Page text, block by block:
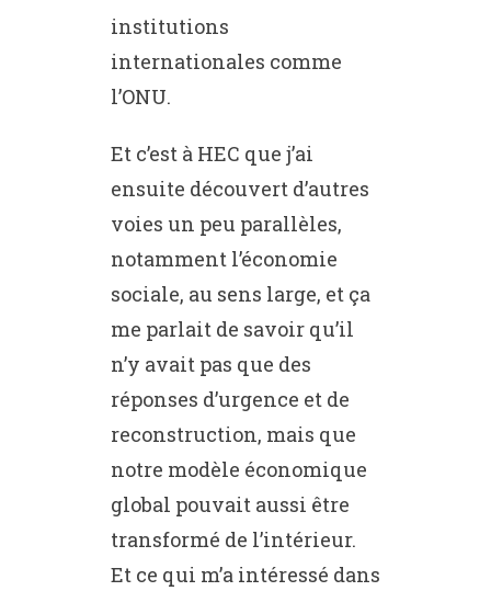
institutions
internationales comme
l’ONU.
Et c’est à HEC que j’ai
ensuite découvert d’autres
voies un peu parallèles,
notamment l’économie
sociale, au sens large, et ça
me parlait de savoir qu’il
n’y avait pas que des
réponses d’urgence et de
reconstruction, mais que
notre modèle économique
global pouvait aussi être
transformé de l’intérieur.
Et ce qui m’a intéressé dans